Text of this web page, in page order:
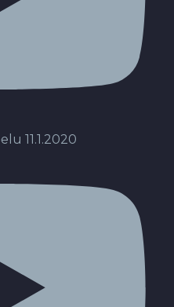
11.1.2020